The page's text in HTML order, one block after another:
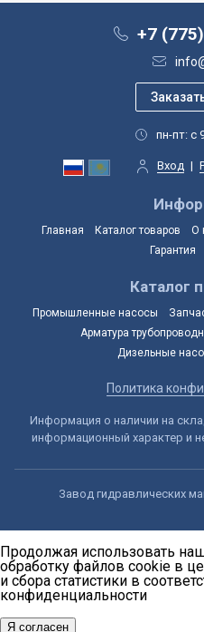
+7
пн-пт: с
Вход |
Главная Каталог товаров О
Гарантия
Каталог
Промышленные насосы
Арматура
Дизельные
Политика
Информация о наличии на
информационный характер и
Завод гидравлических
Продолжая использовать
обработку файлов cookie в
и сбора статистики в
конфиденциальности
Я согласен